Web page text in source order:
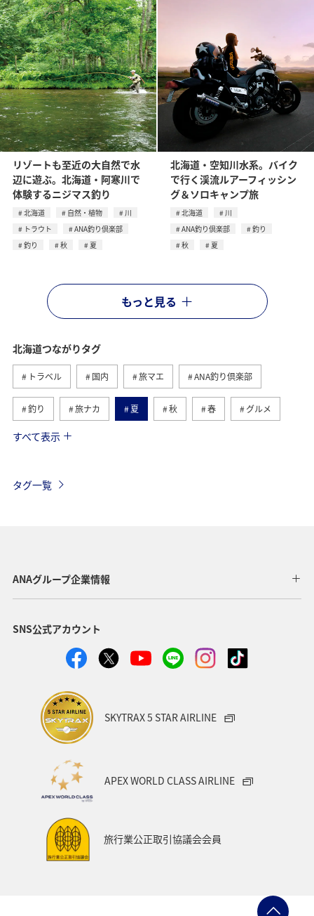
リゾートも至近の大自然で水
辺に遊ぶ。北海道・阿寒川で
体験するニジマス釣り
北海道 自然・植物
川
トラウト
ANA釣り倶楽部
釣り
秋 夏
北海道・空知川水系。バイク
で行く渓流ルアーフィッシン
グ＆ソロキャンプ旅
北海道
川
ANA釣り倶楽部
釣り
秋
夏
もっと見る
北海道つながりタグ
トラベル 国内 旅マエ ANA釣り倶楽部
釣り 旅ナカ 夏 秋 春 グルメ
湖 トラウト
秋田県 神奈川県 青森県 釧路 東北海道
熊本県 香川県
旅館 日常 ANAのふるさと納税
富山県 静岡県
ANAショッピング A-style
世界遺産
カップル 関東・甲信越地方
鹿児島県
秋のアクティビティ
すべて表示
タグ一覧
ANAグループ企業情報
SNS公式アカウント
SKYTRAX 5 STAR AIRLINE
APEX WORLD CLASS AIRLINE
旅行業公正取引協議会会員